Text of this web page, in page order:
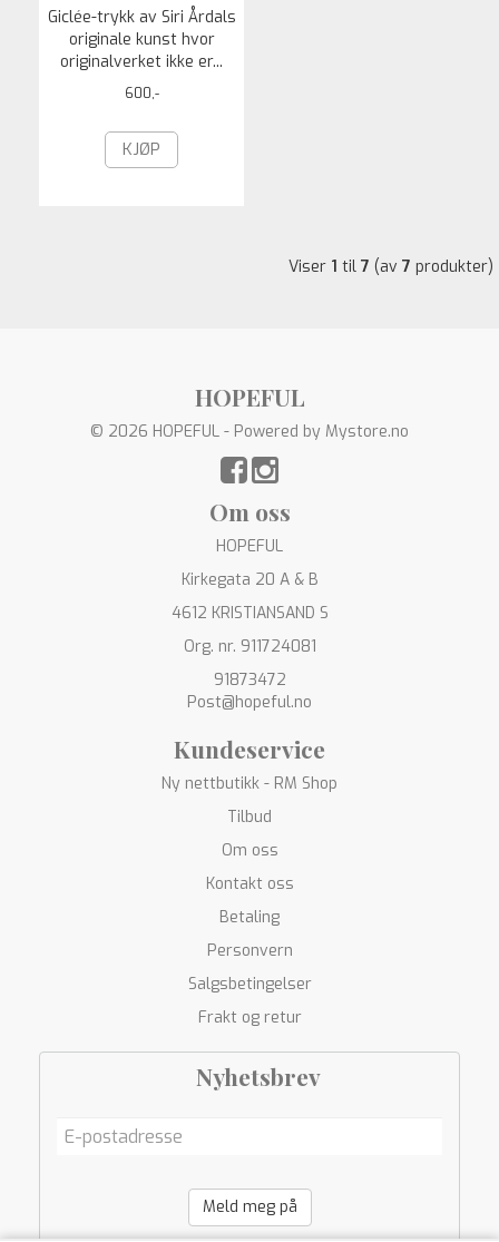
Giclée-trykk av Siri Årdals
originale kunst hvor
originalverket ikke er...
600,-
KJØP
Viser 1 til 7 (av 7 produkter)
HOPEFUL
© 2026 HOPEFUL - Powered by Mystore.no
Om oss
HOPEFUL
Kirkegata 20 A & B
4612 KRISTIANSAND S
Org. nr. 911724081
91873472
Post@hopeful.no
Kundeservice
Ny nettbutikk - RM Shop
Tilbud
Om oss
Kontakt oss
Betaling
Personvern
Salgsbetingelser
Frakt og retur
Nyhetsbrev
Meld meg på